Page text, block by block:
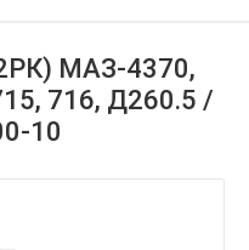
2РК) МАЗ-4370,
716, Д260.5 /
10